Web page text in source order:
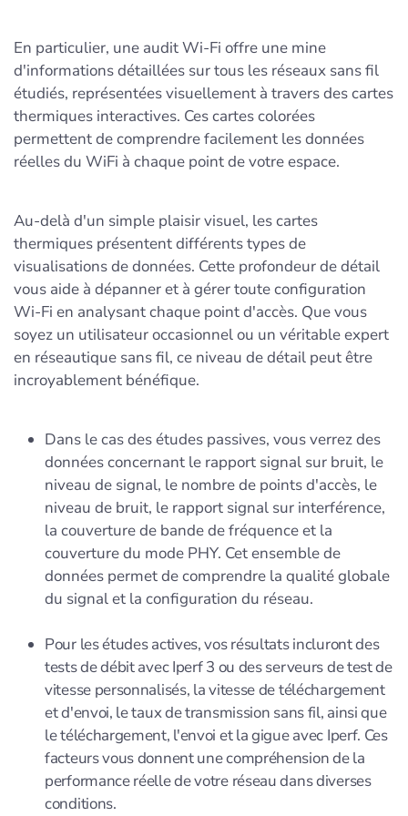
En particulier, une audit Wi-Fi offre une mine
d'informations détaillées sur tous les réseaux sans fil
étudiés, représentées visuellement à travers des cartes
thermiques interactives. Ces cartes colorées
permettent de comprendre facilement les données
réelles du WiFi à chaque point de votre espace.
Au-delà d'un simple plaisir visuel, les cartes
thermiques présentent différents types de
visualisations de données. Cette profondeur de détail
vous aide à dépanner et à gérer toute configuration
Wi-Fi en analysant chaque point d'accès. Que vous
soyez un utilisateur occasionnel ou un véritable expert
en réseautique sans fil, ce niveau de détail peut être
incroyablement bénéfique.
Dans le cas des études passives, vous verrez des
données concernant le rapport signal sur bruit, le
niveau de signal, le nombre de points d'accès, le
niveau de bruit, le rapport signal sur interférence,
la couverture de bande de fréquence et la
couverture du mode PHY. Cet ensemble de
données permet de comprendre la qualité globale
du signal et la configuration du réseau.
Pour les études actives, vos résultats incluront des
tests de débit avec Iperf 3 ou des serveurs de test de
vitesse personnalisés, la vitesse de téléchargement
et d'envoi, le taux de transmission sans fil, ainsi que
le téléchargement, l'envoi et la gigue avec Iperf. Ces
facteurs vous donnent une compréhension de la
performance réelle de votre réseau dans diverses
conditions.